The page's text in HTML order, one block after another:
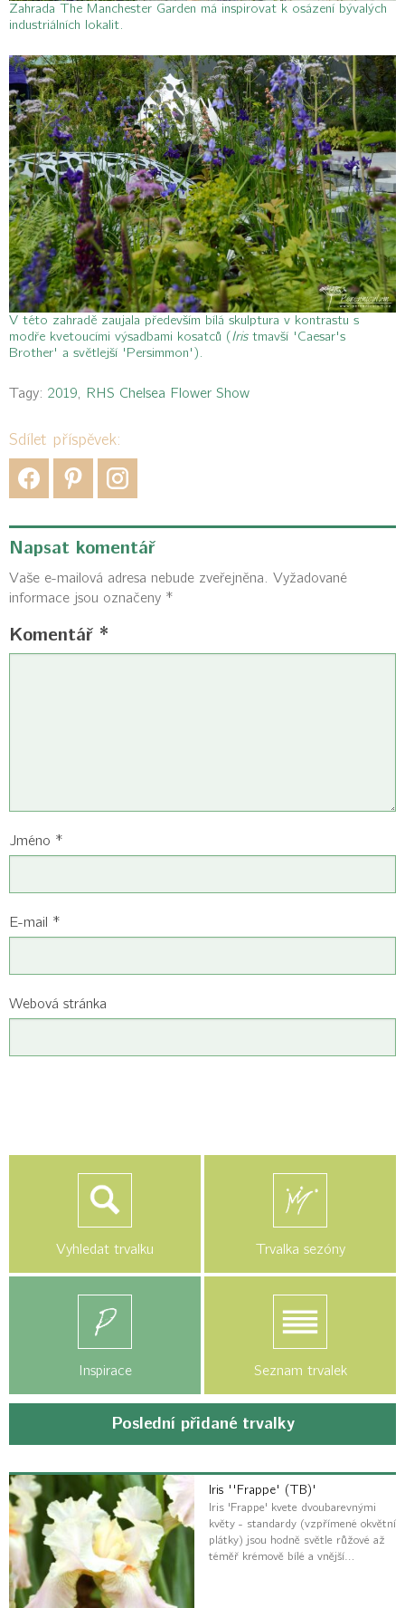
Zahrada The Manchester Garden má inspirovat k osázení bývalých
industriálních lokalit.
V této zahradě zaujala především bílá skulptura v kontrastu s
modře kvetoucími výsadbami kosatců (Iristmavší 'Caesar's
Brother' a světlejší 'Persimmon').
Tagy: 2019, RHS Chelsea Flower Show
Sdílet příspěvek:
Napsat komentář
Vaše e-mailová adresa nebude zveřejněna.
Vyžadované
informace jsou označeny *
Komentář *
Jméno *
E-mail *
Webová stránka
Vyhledat trvalku Trvalka sezóny
Inspirace Seznam trvalek
Poslední přidané trvalky
Iris ''Frappe' (TB)'
Iris 'Frappe' kvete dvoubarevnými
květy - standardy (vzpřímené okvětní
plátky) jsou hodně světle růžové až
téměř krémově bílé a vnější…